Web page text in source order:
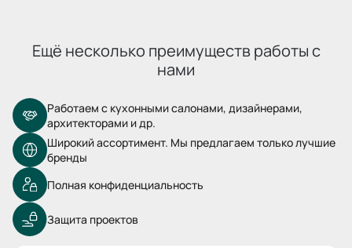
Ещё несколько преимуществ работы с
нами
Работаем с кухонными салонами, дизайнерами,
архитекторами и др.
Широкий ассортимент. Мы предлагаем только лучшие
бренды
Полная конфиденциальность
Защита проектов